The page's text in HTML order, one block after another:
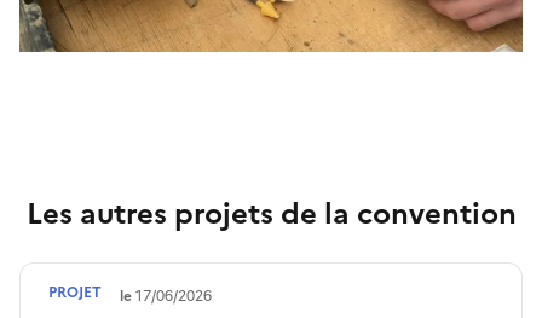
Les autres projets de la convention
Terminé le17/06/2026
PROJET